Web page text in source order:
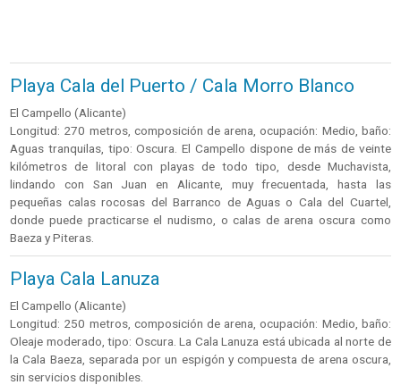
Playa Cala del Puerto / Cala Morro Blanco
El Campello (Alicante)
Longitud: 270 metros, composición de arena, ocupación: Medio, baño:
Aguas tranquilas, tipo: Oscura. El Campello dispone de más de veinte
kilómetros de litoral con playas de todo tipo, desde Muchavista,
lindando con San Juan en Alicante, muy frecuentada, hasta las
pequeñas calas rocosas del Barranco de Aguas o Cala del Cuartel,
donde puede practicarse el nudismo, o calas de arena oscura como
Baeza y Piteras.
Playa Cala Lanuza
El Campello (Alicante)
Longitud: 250 metros, composición de arena, ocupación: Medio, baño:
Oleaje moderado, tipo: Oscura. La Cala Lanuza está ubicada al norte de
la Cala Baeza, separada por un espigón y compuesta de arena oscura,
sin servicios disponibles.